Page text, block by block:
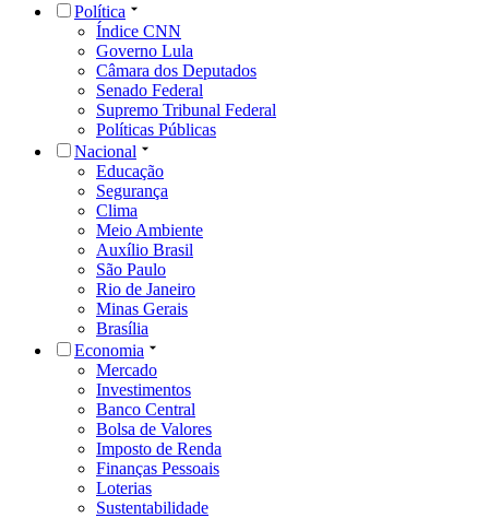
Política
Índice CNN
Governo Lula
Câmara dos Deputados
Senado Federal
Supremo Tribunal Federal
Políticas Públicas
Nacional
Educação
Segurança
Clima
Meio Ambiente
Auxílio Brasil
São Paulo
Rio de Janeiro
Minas Gerais
Brasília
Economia
Mercado
Investimentos
Banco Central
Bolsa de Valores
Imposto de Renda
Finanças Pessoais
Loterias
Sustentabilidade